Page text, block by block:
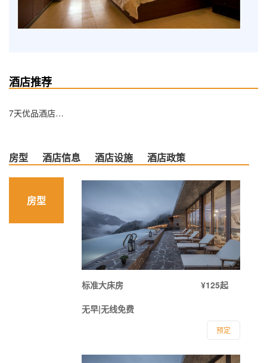
酒店推荐
7天优品酒店（盘锦油田客运总站店）
房型 酒店信息 酒店设施 酒店政策
房型
标准大床房
¥125起
无早|无线免费
预定